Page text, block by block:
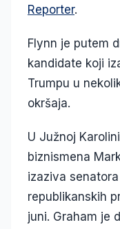
Reporter.
Flynn je putem
kandidate koji
Trumpu u
okršaja.
U Južnoj
biznismena
izaziva
republikanskih
juni. Graham je